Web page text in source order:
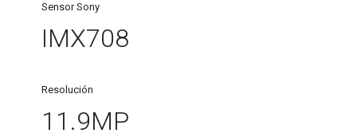
Resolución
11.9MP
Sensor Sony
IMX708